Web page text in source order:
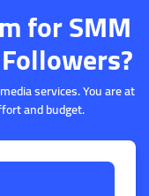
for SMM
services. You are at
and budget.